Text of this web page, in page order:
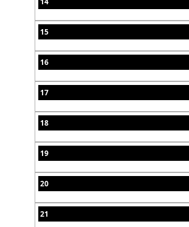
15
16
17
18
19
20
21